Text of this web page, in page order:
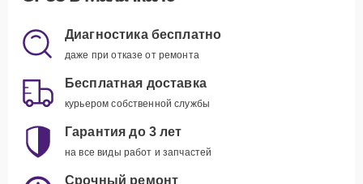
Диагностика бесплатно
даже при отказе от ремонта
Бесплатная доставка
курьером собственной службы
Гарантия до 3 лет
на все виды работ и запчастей
Срочный ремонт